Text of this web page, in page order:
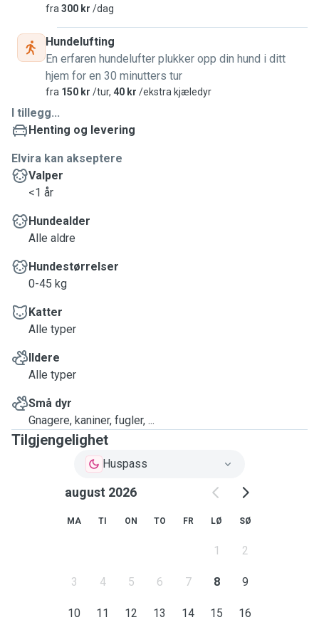
fra 300 kr /dag
Hundelufting
En erfaren hundelufter plukker opp din hund i ditt
hjem for en 30 minutters tur
fra 150 kr /tur, 40 kr /ekstra kjæledyr
I tillegg...
Henting og levering
Elvira kan akseptere
Valper
<1 år
Hundealder
Alle aldre
Hundestørrelser
0-45 kg
Katter
Alle typer
Ildere
Alle typer
Små dyr
Gnagere, kaniner, fugler, ...
Tilgjengelighet
Huspass
august 2026
MA TI ON TO FR LØ SØ
1 2
3 4 5 6 7 8 9
10 11 12 13 14 15 16